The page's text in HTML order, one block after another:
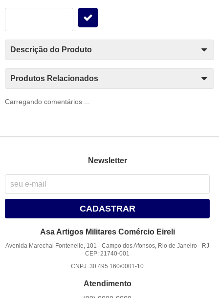
Descrição do Produto
Produtos Relacionados
Carregando comentários ...
Newsletter
CADASTRAR
Asa Artigos Militares Comércio Eireli
Avenida Marechal Fontenelle, 101 -Campo dos Afonsos, Rio de Janeiro - RJ
CEP: 21740-001
CNPJ: 30.495.160/0001-10
Atendimento